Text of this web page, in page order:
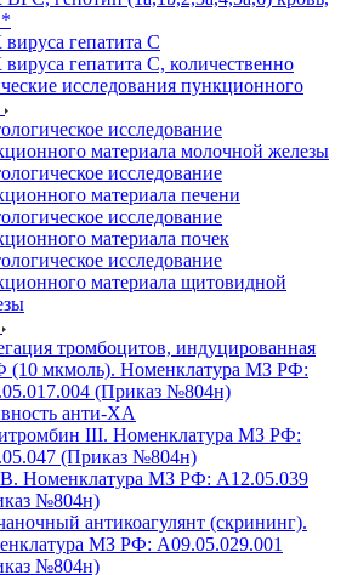
гепатита C
гепатита C, количественно
исследования пункционного
исследование
материала молочной железы
исследование
материала печени
исследование
материала почек
исследование
материала щитовидной
тромбоцитов, индуцированная
мкмоль). Номенклатура МЗ РФ:
(Приказ №804н)
анти-ХА
III. Номенклатура МЗ РФ:
(Приказ №804н)
Номенклатура МЗ РФ: A12.05.039
№804н)
антикоагулянт (скрининг).
МЗ РФ: A09.05.029.001
№804н)